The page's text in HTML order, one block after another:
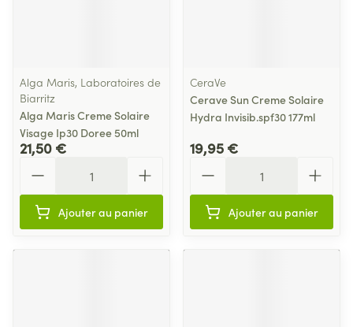
Alga Maris, Laboratoires de
Biarritz
Alga Maris Creme Solaire
Visage Ip30 Doree 50ml
21,50 €
Ajouter au panier
CeraVe
Cerave Sun Creme Solaire
Hydra Invisib.spf30 177ml
19,95 €
Ajouter au panier